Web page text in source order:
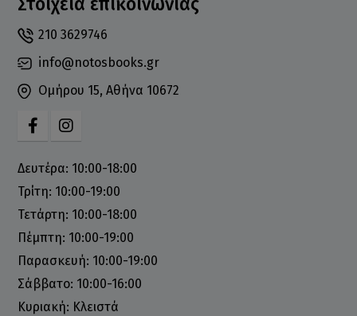
210 3629746
info@notosbooks.gr
Ομήρου 15, Αθήνα 10672
Δευτέρα: 10:00-18:00
Τρίτη: 10:00-19:00
Τετάρτη: 10:00-18:00
Πέμπτη: 10:00-19:00
Παρασκευή: 10:00-19:00
Σάββατο: 10:00-16:00
Κυριακή: Κλειστά